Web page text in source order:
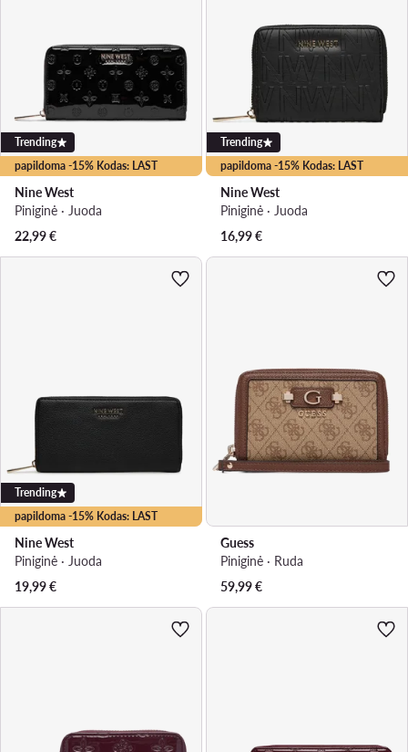
papildoma -15% Kodas: LAST
Trending
Nine West
Piniginė · Juoda
22,99€
papildoma -15% Kodas: LAST
Trending
Nine West
Piniginė · Juoda
16,99€
papildoma -15% Kodas: LAST
Trending
Nine West
Piniginė · Juoda
19,99€
Guess
Piniginė · Ruda
59,99€